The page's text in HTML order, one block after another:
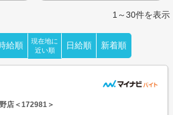
1～30件を表示
給順
現在地に
近い順
日給順 新着順
店＜172981＞